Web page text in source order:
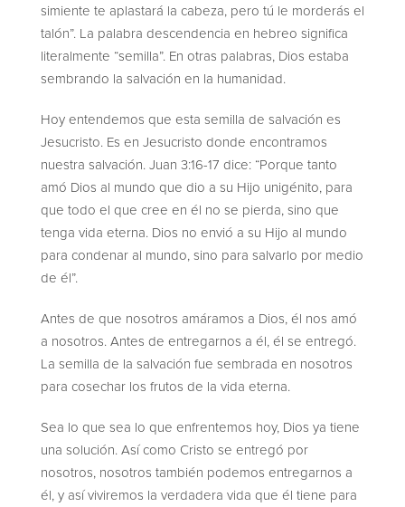
simiente te aplastará la cabeza, pero tú le morderás el
talón”. La palabra descendencia en hebreo significa
literalmente “semilla”. En otras palabras, Dios estaba
sembrando la salvación en la humanidad.
Hoy entendemos que esta semilla de salvación es
Jesucristo. Es en Jesucristo donde encontramos
nuestra salvación. Juan 3:16-17 dice: “Porque tanto
amó Dios al mundo que dio a su Hijo unigénito, para
que todo el que cree en él no se pierda, sino que
tenga vida eterna. Dios no envió a su Hijo al mundo
para condenar al mundo, sino para salvarlo por medio
de él”.
Antes de que nosotros amáramos a Dios, él nos amó
a nosotros. Antes de entregarnos a él, él se entregó.
La semilla de la salvación fue sembrada en nosotros
para cosechar los frutos de la vida eterna.
Sea lo que sea lo que enfrentemos hoy, Dios ya tiene
una solución. Así como Cristo se entregó por
nosotros, nosotros también podemos entregarnos a
él, y así viviremos la verdadera vida que él tiene para